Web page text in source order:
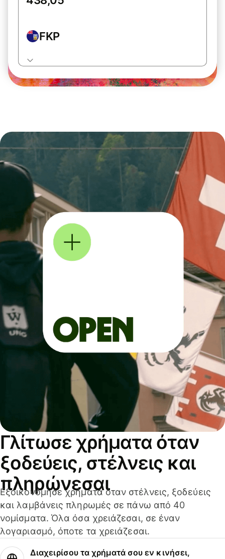
FKP
Γλίτωσε χρήματα όταν
ξοδεύεις, στέλνεις και
πληρώνεσαι
Εξοικονόμησε χρήματα όταν στέλνεις, ξοδεύεις
και λαμβάνεις πληρωμές σε πάνω από 40
νομίσματα. Όλα όσα χρειάζεσαι, σε έναν
λογαριασμό, όποτε τα χρειάζεσαι.
Διαχειρίσου τα χρήματά σου εν κινήσει,